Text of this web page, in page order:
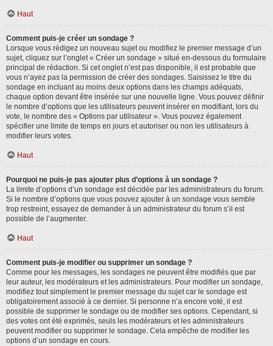
Haut
Comment puis-je créer un sondage ?
Lorsque vous rédigez un nouveau sujet ou modifiez le premier message d’un
sujet, cliquez sur l’onglet « Créer un sondage » situé en-dessous du formulaire
principal de rédaction. Si cet onglet n’est pas disponible, il est probable que
vous n’ayez pas la permission de créer des sondages. Saisissez le titre du
sondage en incluant au moins deux options dans les champs adéquats,
chaque option devant être insérée sur une nouvelle ligne. Vous pouvez définir
le nombre d’options que les utilisateurs peuvent insérer en modifiant, lors du
vote, le nombre des « Options par utilisateur ». Vous pouvez également
spécifier une limite de temps en jours et autoriser ou non les utilisateurs à
modifier leurs votes.
Haut
Pourquoi ne puis-je pas ajouter plus d’options à un sondage ?
La limite d’options d’un sondage est décidée par les administrateurs du forum.
Si le nombre d’options que vous pouvez ajouter à un sondage vous semble
trop restreint, essayez de demander à un administrateur du forum s’il est
possible de l’augmenter.
Haut
Comment puis-je modifier ou supprimer un sondage ?
Comme pour les messages, les sondages ne peuvent être modifiés que par
leur auteur, les modérateurs et les administrateurs. Pour modifier un sondage,
modifiez tout simplement le premier message du sujet car le sondage est
obligatoirement associé à ce dernier. Si personne n’a encore voté, il est
possible de supprimer le sondage ou de modifier ses options. Cependant, si
des votes ont été exprimés, seuls les modérateurs et les administrateurs
peuvent modifier ou supprimer le sondage. Cela empêche de modifier les
options d’un sondage en cours.